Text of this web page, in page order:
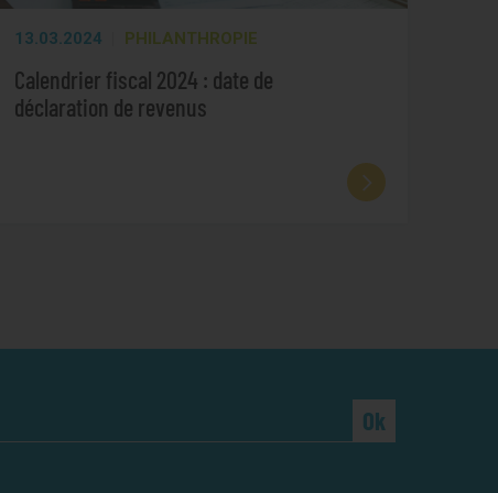
13.03.2024 PHILANTHROPIE
Calendrier fiscal 2024 : date de
déclaration de revenus
Ok